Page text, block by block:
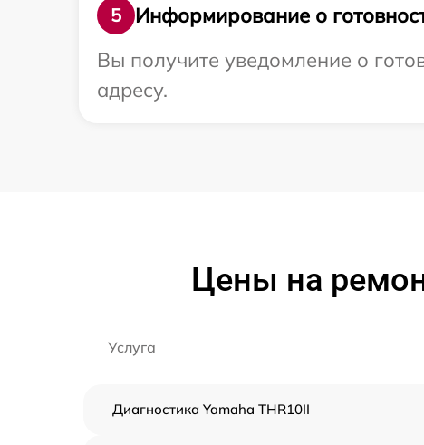
5
Информирование о
Вы получите уведомление о
адресу.
Цены на
Услуга
Диагностика Yamaha THR10II